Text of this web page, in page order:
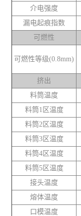
介电强度
漏电起痕指数
可燃性
可燃性等级(0.8mm)
挤出
料筒温度
料筒1区温度
料筒2区温度
料筒3区温度
料筒4区温度
料筒5区温度
接头温度
熔体温度
口模温度